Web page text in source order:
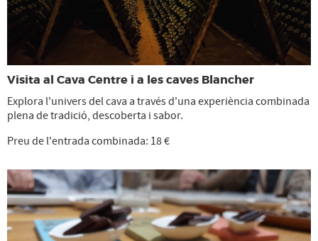
Visita al Cava Centre i a les caves Blancher
Explora l'univers del cava a través d'una experiència combinada
plena de tradició, descoberta i sabor.
Preu de l'entrada combinada: 18 €